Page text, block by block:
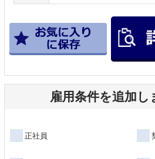
雇用条件を追加し
正社員